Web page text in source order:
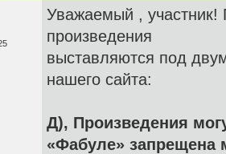
Уважаемый ,
произведения
выставляются под
нашего сайта:
Д), Произведения
«Фабуле» запрещена